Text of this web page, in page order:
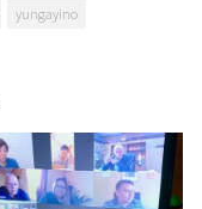
yungayino